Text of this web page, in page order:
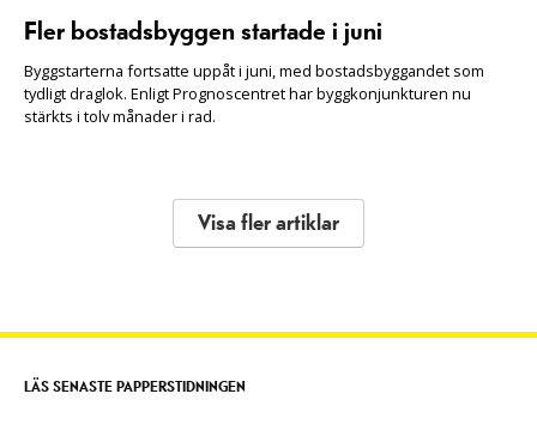
Fler bostadsbyggen startade i juni
Byggstarterna fortsatte uppåt i juni, med bostadsbyggandet som
tydligt draglok. Enligt Prognoscentret har byggkonjunkturen nu
stärkts i tolv månader i rad.
Visa fler artiklar
LÄS SENASTE PAPPERSTIDNINGEN